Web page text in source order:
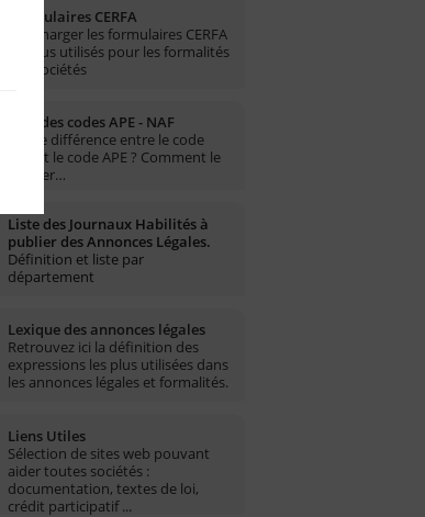
Formulaires CERFA
Télécharger les formulaires CERFA
les plus utilisés pour les formalités
des sociétés
Liste des codes APE - NAF
Quelle différence entre le code
NAF et le code APE ? Comment le
trouver…
Liste des Journaux Habilités à
publier des Annonces Légales.
Définition et liste par
département
Lexique des annonces légales
Retrouvez ici la définition des
expressions les plus utilisées dans
les annonces légales et formalités.
Liens Utiles
Sélection de sites web pouvant
aider toutes sociétés :
documentation, textes de loi,
crédit participatif ...